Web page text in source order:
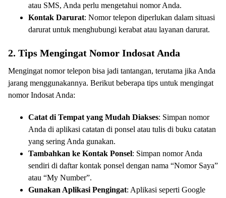
atau SMS, Anda perlu mengetahui nomor Anda.
Kontak Darurat: Nomor telepon diperlukan dalam situasi
darurat untuk menghubungi kerabat atau layanan darurat.
2. Tips Mengingat Nomor Indosat Anda
Mengingat nomor telepon bisa jadi tantangan, terutama jika Anda
jarang menggunakannya. Berikut beberapa tips untuk mengingat
nomor Indosat Anda:
Catat di Tempat yang Mudah Diakses: Simpan nomor
Anda di aplikasi catatan di ponsel atau tulis di buku catatan
yang sering Anda gunakan.
Tambahkan ke Kontak Ponsel: Simpan nomor Anda
sendiri di daftar kontak ponsel dengan nama “Nomor Saya”
atau “My Number”.
Gunakan Aplikasi Pengingat: Aplikasi seperti Google